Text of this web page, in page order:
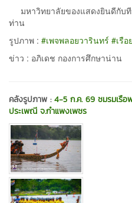
มหาวิทยาลัยของแสดงยินดีกับ
ท่าน
รูปภาพ : #เพจพลอยวารินทร์ #เรื
ข่าว : อภิเดช กองการศึกษาน่าน
คลังรูปภาพ :4-5 ก.ค. 69 ชมรมเรือ
ประเพณี จ.กำแพงเพชร